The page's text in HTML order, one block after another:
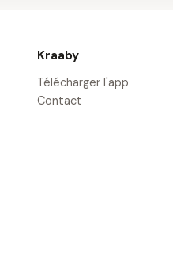
Kraaby
Télécharger l'app
Contact